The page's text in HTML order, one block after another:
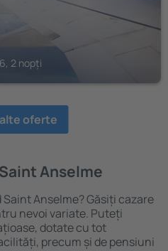
2 nopți
oferte
Anselme
Anselme? Găsiți cazare
nevoi variate. Puteți
dotate cu tot
precum și de pensiuni